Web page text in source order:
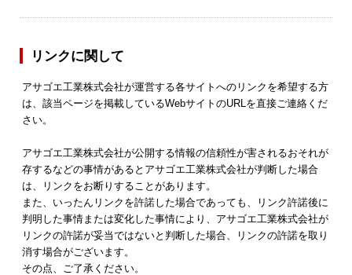
リンクに関して
アサゴエ工業株式会社が運営する各サイトへのリンクを希望する方
は、該当ページを掲載しているWebサイトのURLを直接ご連絡くだ
さい。
アサゴエ工業株式会社が公開する情報の信頼性が害されるおそれが
存するなどの事情があるとアサゴエ工業株式会社が判断した場合
は、リンクをお断りすることがあります。
また、いったんリンクを許諾した場合であっても、リンク許諾後に
判明した事情または変化した事情により、アサゴエ工業株式会社が
リンクの許諾が妥当ではないと判断した場合、リンクの許諾を取り
消す場合がございます。
その点、ご了承ください。